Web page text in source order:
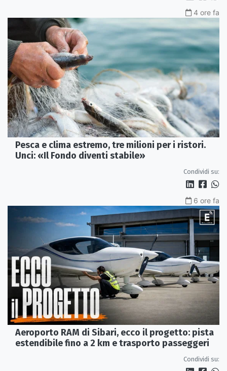
4 ore fa
Pesca e clima estremo, tre milioni per i ristori.
Unci: «Il Fondo diventi stabile»
Condividi su:
6 ore fa
Aeroporto RAM di Sibari, ecco il progetto: pista
estendibile fino a 2 km e trasporto passeggeri
Condividi su: